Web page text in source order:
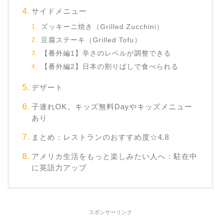
サイドメニュー
ズッキーニ焼き（Grilled Zucchini）
豆腐ステーキ（Grilled Tofu）
【番外編1】辛さのレベルが調整できる
【番外編2】日本の割りばしで食べられる
デザート
子連れOK。キッズ無料Dayやキッズメニュー
あり
まとめ：レストランのおすすめ度☆4.8
アメリカ生活をもっと楽しみたい人へ：駐在中
に英語力アップ
スポンサーリンク